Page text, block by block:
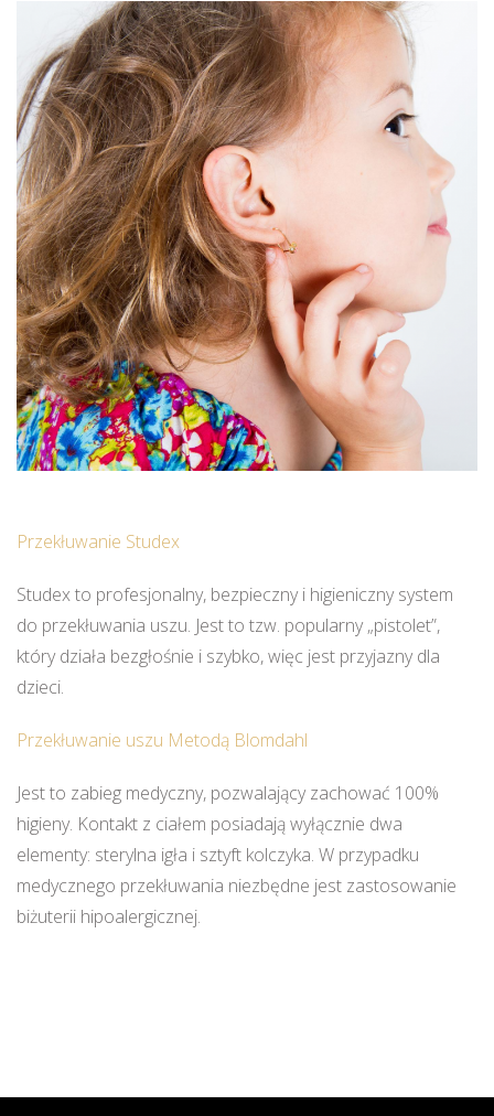
Przekłuwanie Studex
Studex to profesjonalny, bezpieczny i higieniczny system
do przekłuwania uszu. Jest to tzw. popularny „pistolet”,
który działa bezgłośnie i szybko, więc jest przyjazny dla
dzieci.
Przekłuwanie uszu Metodą Blomdahl
Jest to zabieg medyczny, pozwalający zachować 100%
higieny. Kontakt z ciałem posiadają wyłącznie dwa
elementy: sterylna igła i sztyft kolczyka. W przypadku
medycznego przekłuwania niezbędne jest zastosowanie
biżuterii hipoalergicznej.